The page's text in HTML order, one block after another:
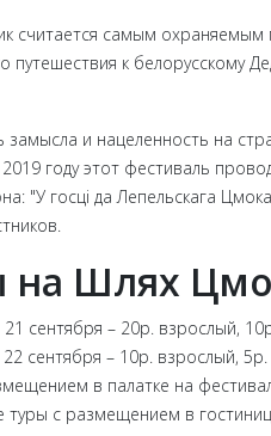
считается самым
путешествия к белорусскому
замысла и нацеленность на
году этот фестиваль
"У госцi да Лепельскага
на Шлях
сентября – 20р. взрослый,
сентября – 10р. взрослый, 5р.
в палатке на
туры с размещением в